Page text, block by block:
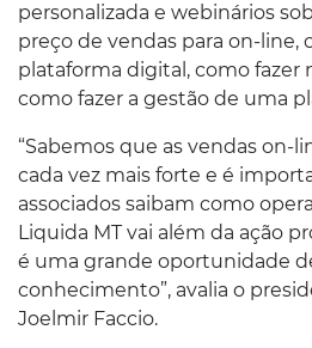
personalizada e webinários
preço de vendas para on-line,
plataforma digital, como
como fazer a gestão de uma
“Sabemos que as vendas on-
cada vez mais forte e é
associados saibam como
Liquida MT vai além da ação
é uma grande oportunidade
conhecimento”, avalia o
Joelmir Faccio.